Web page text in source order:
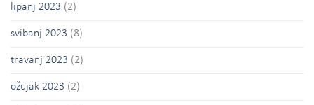
lipanj 2023 (2)
svibanj 2023 (8)
travanj 2023 (2)
ožujak 2023 (2)